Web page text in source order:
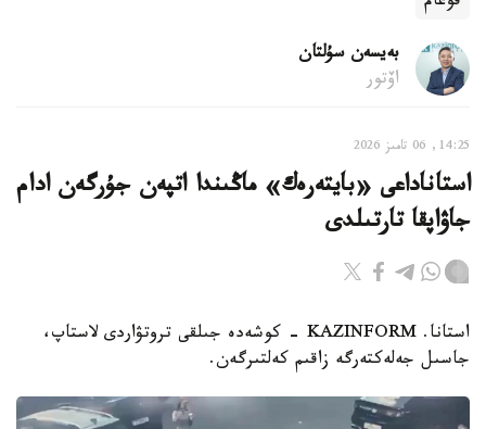
بەيسەن سۇلتان
اۆتور
14:25, 06 تامىز 2026
استاناداعى «بايتەرەك» ماڭىندا اتپەن جۇرگەن ادام
جاۋاپقا تارتىلدى
استانا. KAZINFORM - كوشەدە جىلقى تروتۋاردى لاستاپ،
جاسىل جەلەكتەرگە زاقىم كەلتىرگەن.